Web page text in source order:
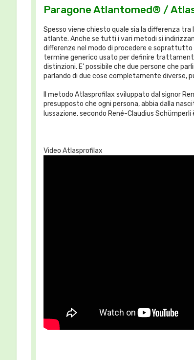
Paragone Atlantomed® /
Spesso viene chiesto quale sia la differenza
atlante. Anche se tutti i vari metodi si
differenze nel modo di procedere e
termine generico usato per definire
distinzioni. E' possibile che due persone che
parlando di due cose completamente diverse,
Il metodo Atlasprofilax sviluppato dal signor
presupposto che ogni persona, abbia dalla
lussazione, secondo René-Claudius
Video Atlasprofilax